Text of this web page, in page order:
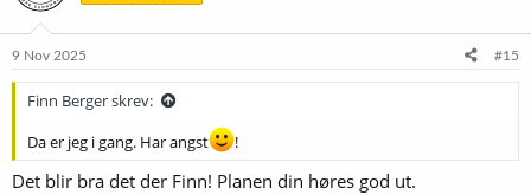
o
e
9 Nov 2025 #15
Finn Berger skrev:
Da er jeg i gang. Har angst
!
Det blir bra det der Finn! Planen din høres god ut.